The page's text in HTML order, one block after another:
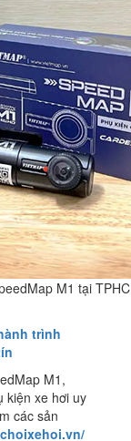
M1 tại
trình
M1,
kiện xe hơi uy
các sản